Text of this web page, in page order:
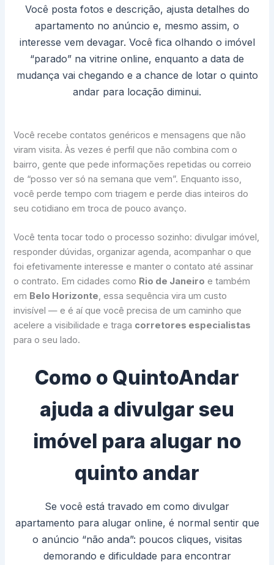
Você posta fotos e descrição, ajusta detalhes do
apartamento no anúncio e, mesmo assim, o
interesse vem devagar. Você fica olhando o imóvel
“parado” na vitrine online, enquanto a data de
mudança vai chegando e a chance de lotar o quinto
andar para locação diminui.
Você recebe contatos genéricos e mensagens que não
viram visita. Às vezes é perfil que não combina com o
bairro, gente que pede informações repetidas ou correio
de “posso ver só na semana que vem”. Enquanto isso,
você perde tempo com triagem e perde dias inteiros do
seu cotidiano em troca de pouco avanço.
Você tenta tocar todo o processo sozinho: divulgar imóvel,
responder dúvidas, organizar agenda, acompanhar o que
foi efetivamente interesse e manter o contato até assinar
o contrato. Em cidades como Rio de Janeiro e também
em Belo Horizonte, essa sequência vira um custo
invisível — e é aí que você precisa de um caminho que
acelere a visibilidade e traga corretores especialistas
para o seu lado.
Como o QuintoAndar
ajuda a divulgar seu
imóvel para alugar no
quinto andar
Se você está travado em como divulgar
apartamento para alugar online, é normal sentir que
o anúncio “não anda”: poucos cliques, visitas
demorando e dificuldade para encontrar